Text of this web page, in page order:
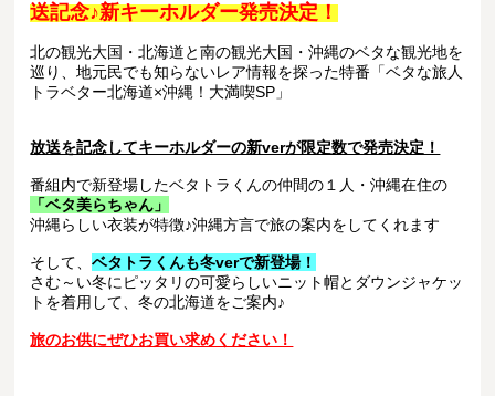
送記念♪新キーホルダー発売決定！
北の観光大国・北海道と南の観光大国・沖縄のベタな観光地を
巡り、地元民でも知らないレア情報を探った特番「ベタな旅人
トラベター北海道×沖縄！大満喫SP」
放送を記念してキーホルダーの新verが限定数で発売決定！
番組内で新登場したベタトラくんの仲間の１人・沖縄在住の
「ベタ美らちゃん」
沖縄らしい衣装が特徴♪沖縄方言で旅の案内をしてくれます
そして、ベタトラくんも冬verで新登場！
さむ～い冬にピッタリの可愛らしいニット帽とダウンジャケッ
トを着用して、冬の北海道をご案内♪
旅のお供にぜひお買い求めください！